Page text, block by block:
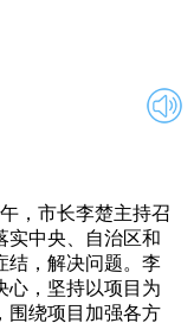
，市长李楚主持召
中央、自治区和
结，解决问题。李
心，坚持以项目为
围绕项目加强各方